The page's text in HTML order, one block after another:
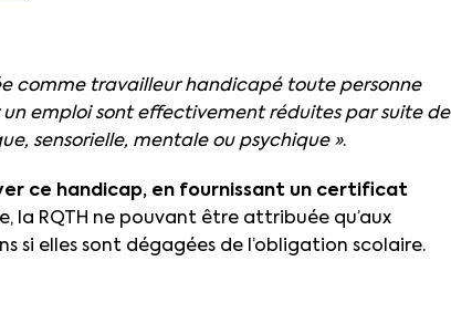
comme travailleur handicapé toute personne
un emploi sont effectivement réduites par suite de
sensorielle, mentale ou psychique ».
ce handicap, en fournissant un certificat
la RQTH ne pouvant être attribuée qu’aux
si elles sont dégagées de l’obligation scolaire.